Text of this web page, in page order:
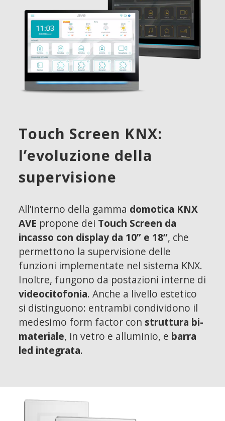
Touch Screen KNX:
l’evoluzione della
supervisione
All’interno della gamma domotica KNX
AVE propone dei Touch Screen da
incasso con display da 10” e 18”, che
permettono la supervisione delle
funzioni implementate nel sistema KNX.
Inoltre, fungono da postazioni interne di
videocitofonia. Anche a livello estetico
si distinguono: entrambi condividono il
medesimo form factor con struttura bi-
materiale, in vetro e alluminio, e barra
led integrata.